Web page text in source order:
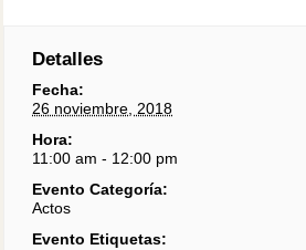
Detalles
Fecha:
26 noviembre, 2018
Hora:
11:00 am - 12:00 pm
Evento Categoría:
Actos
Evento Etiquetas: